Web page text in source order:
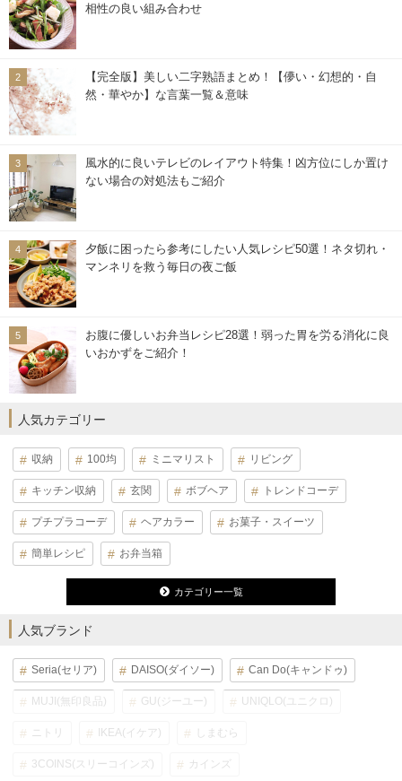
相性の良い組み合わせ
【完全版】美しい二字熟語まとめ！【儚い・幻想的・自
然・華やか】な言葉一覧＆意味
風水的に良いテレビのレイアウト特集！凶方位にしか置け
ない場合の対処法もご紹介
夕飯に困ったら参考にしたい人気レシピ50選！ネタ切れ・
マンネリを救う毎日の夜ご飯
お腹に優しいお弁当レシピ28選！弱った胃を労る消化に良
いおかずをご紹介！
人気カテゴリー
収納 100均 ミニマリスト リビング
キッチン収納 玄関 ボブヘア トレンドコーデ
プチプラコーデ ヘアカラー お菓子・スイーツ
簡単レシピ お弁当箱
カテゴリー一覧
人気ブランド
Seria(セリア) DAISO(ダイソー) Can Do(キャンドゥ)
MUJI(無印良品) GU(ジーユー) UNIQLO(ユニクロ)
ニトリ IKEA(イケア) しまむら
3COINS(スリーコインズ) カインズ